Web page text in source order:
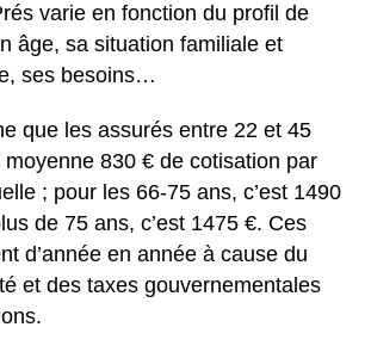
varie en fonction du profil de
âge, sa situation familiale et
ses besoins…
que les assurés entre 22 et 45
830 € de cotisation par
; pour les 66-75 ans, c’est 1490
de 75 ans, c’est 1475 €. Ces
d’année en année à cause du
et des taxes gouvernementales